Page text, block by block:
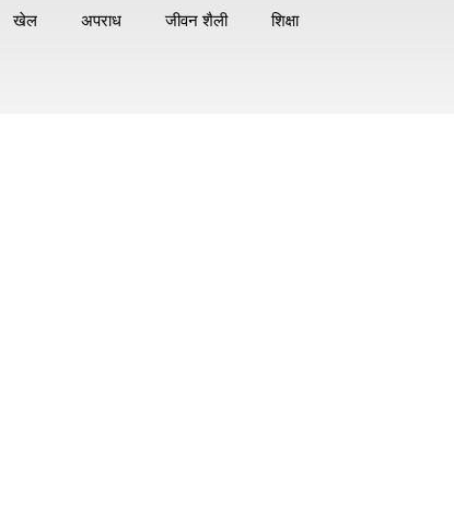
खेल अपराध जीवन शैली शिक्षा